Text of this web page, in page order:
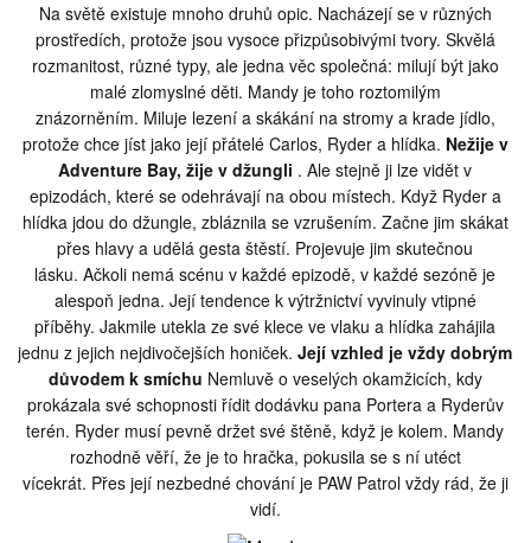
Na světě existuje mnoho druhů opic. Nacházejí se v různých
prostředích, protože jsou vysoce přizpůsobivými tvory. Skvělá
rozmanitost, různé typy, ale jedna věc společná: milují být jako
malé zlomyslné děti. Mandy je toho roztomilým
znázorněním. Miluje lezení a skákání na stromy a krade jídlo,
protože chce jíst jako její přátelé Carlos, Ryder a hlídka. Nežije v
Adventure Bay, žije v džungli . Ale stejně ji lze vidět v
epizodách, které se odehrávají na obou místech. Když Ryder a
hlídka jdou do džungle, zbláznila se vzrušením. Začne jim skákat
přes hlavy a udělá gesta štěstí. Projevuje jim skutečnou
lásku. Ačkoli nemá scénu v každé epizodě, v každé sezóně je
alespoň jedna. Její tendence k výtržnictví vyvinuly vtipné
příběhy. Jakmile utekla ze své klece ve vlaku a hlídka zahájila
jednu z jejich nejdivočejších honiček. Její vzhled je vždy dobrým
důvodem k smíchu Nemluvě o veselých okamžicích, kdy
prokázala své schopnosti řídit dodávku pana Portera a Ryderův
terén. Ryder musí pevně držet své štěně, když je kolem. Mandy
rozhodně věří, že je to hračka, pokusila se s ní utéct
vícekrát. Přes její nezbedné chování je PAW Patrol vždy rád, že ji
vidí.